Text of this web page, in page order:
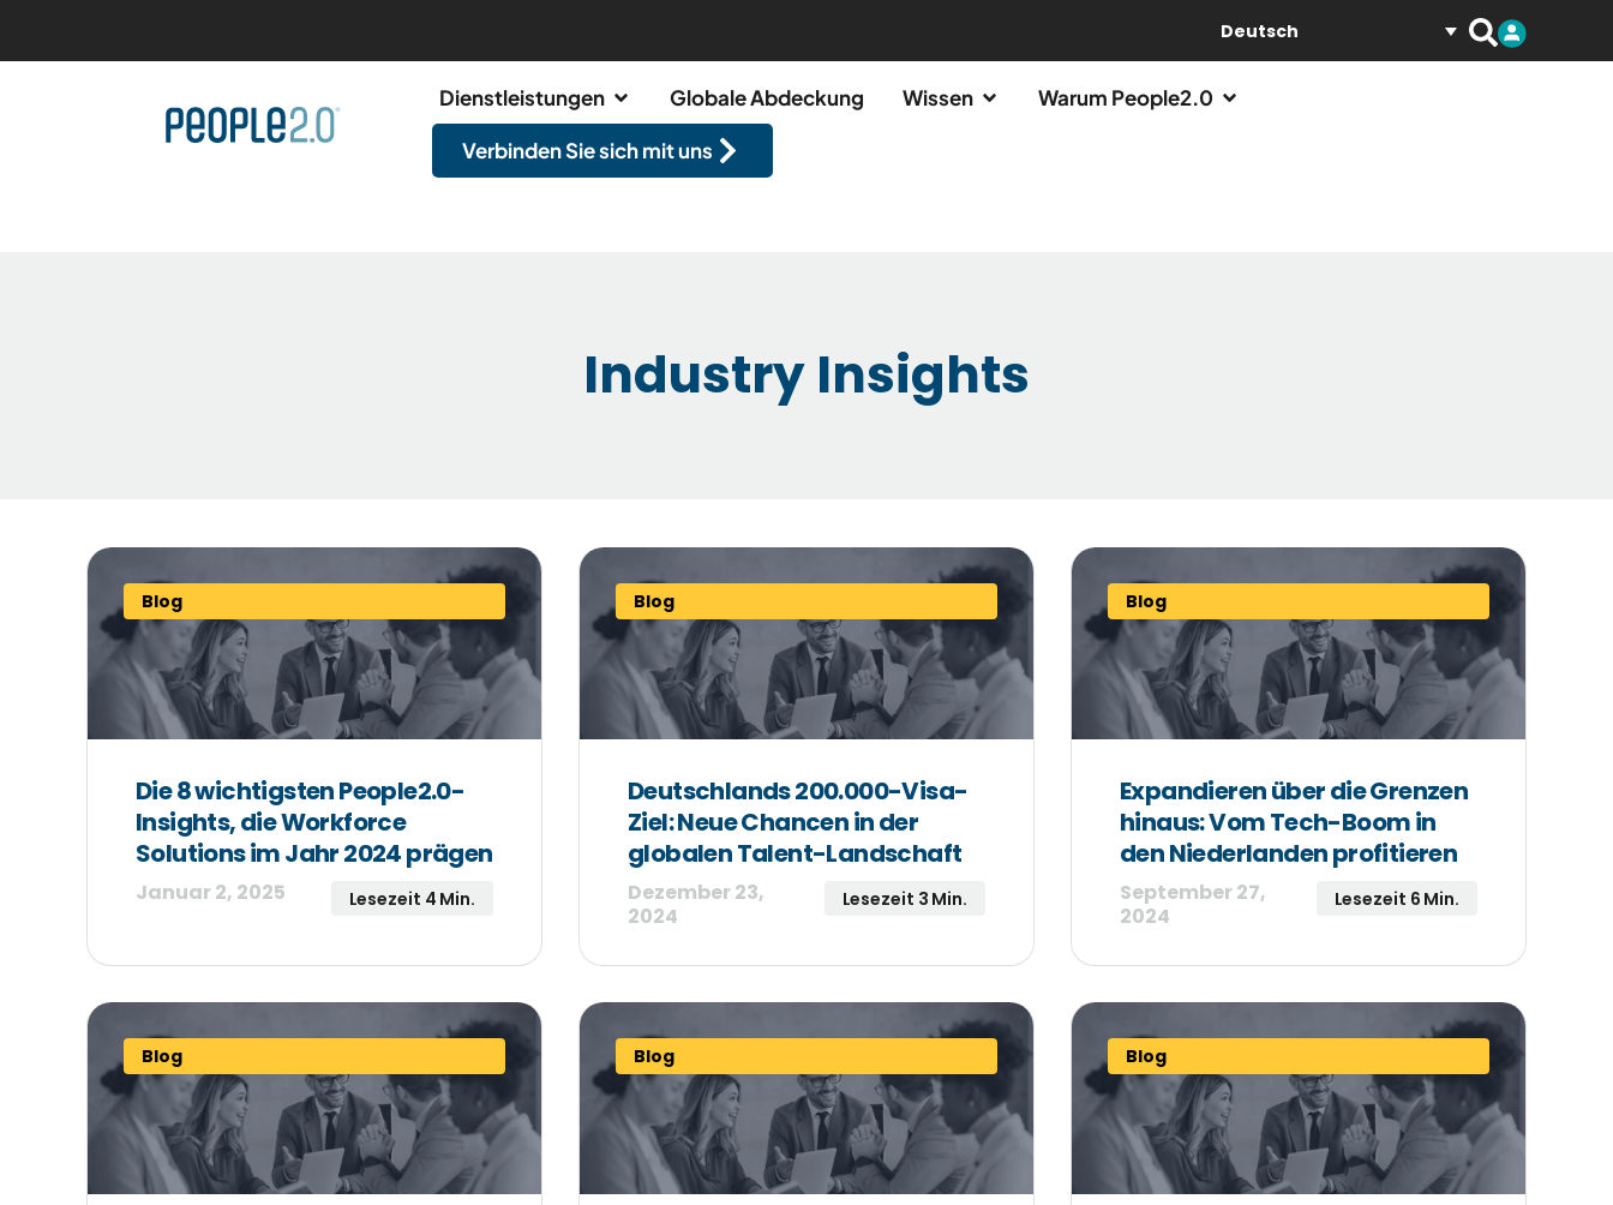
Deutsch
Dienstleistungen Globale Abdeckung Wissen
Warum People2.0
Verbinden Sie sich mit uns
Industry Insights
Blog
Die 8 wichtigsten People2.0-
Insights, die Workforce
Solutions im Jahr 2024 prägen
Januar 2, 2025 Lesezeit 4 Min.
Blog
Deutschlands 200.000-Visa-
Ziel: Neue Chancen in der
globalen Talent-Landschaft
Dezember 23,
2024
Lesezeit 3 Min.
Blog
Expandieren über die Grenzen
hinaus: Vom Tech-Boom in
den Niederlanden profitieren
September 27,
2024
Lesezeit 6 Min.
Blog Blog Blog